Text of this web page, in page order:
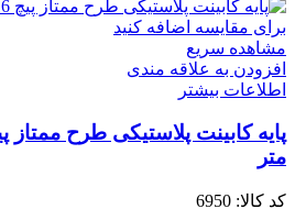
برای مقایسه اضافه کنید
مشاهده سریع
افزودن به علاقه مندی
اطلاعات بیشتر
متر
کد کالا: 6950